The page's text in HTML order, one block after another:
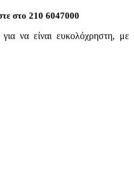
στο 210 6047000
να είναι ευκολόχρηστη, με